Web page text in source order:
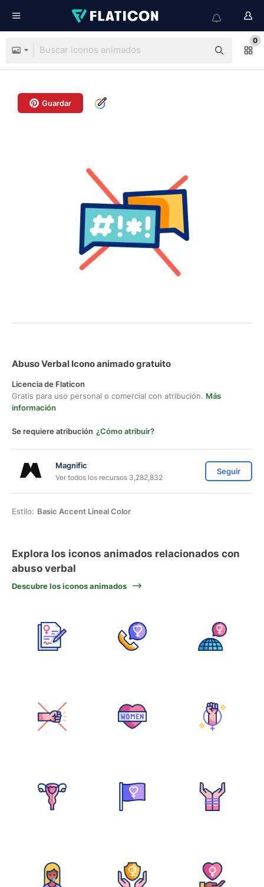
0
Guardar
Abuso Verbal Icono animado gratuito
Licencia de Flaticon
Gratis para uso personal o comercial con atribución. Más
información
Se requiere atribución ¿Cómo atribuir?
Magnific
Ver todos los recursos 3,282,832
Seguir
Estilo: Basic Accent Lineal Color
Explora los iconos animados relacionados con
abuso verbal
Descubre los iconos animados